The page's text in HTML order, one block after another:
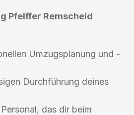
Pfeiffer Remscheid
Umzugsplanung und -
Durchführung deines
das dir beim